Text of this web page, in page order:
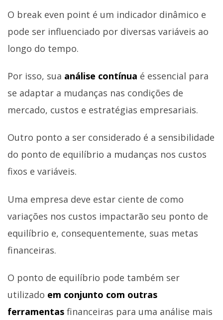
O break even point é um indicador dinâmico e
pode ser influenciado por diversas variáveis ao
longo do tempo.
Por isso, sua análise contínua é essencial para
se adaptar a mudanças nas condições de
mercado, custos e estratégias empresariais.
Outro ponto a ser considerado é a sensibilidade
do ponto de equilíbrio a mudanças nos custos
fixos e variáveis.
Uma empresa deve estar ciente de como
variações nos custos impactarão seu ponto de
equilíbrio e, consequentemente, suas metas
financeiras.
O ponto de equilíbrio pode também ser
utilizado em conjunto com outras
ferramentas financeiras para uma análise mais